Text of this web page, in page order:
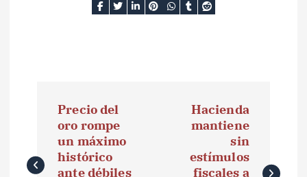
v
Precio del
oro rompe
un máximo
histórico
ante débiles
Hacienda
mantiene
sin
estímulos
fiscales a